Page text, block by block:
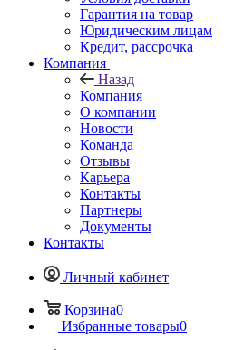
Гарантия на товар
Юридическим лицам
Кредит, рассрочка
Компания
Назад
Компания
О компании
Новости
Команда
Отзывы
Карьера
Контакты
Партнеры
Документы
Контакты
Личный кабинет
Корзина0
Избранные товары0